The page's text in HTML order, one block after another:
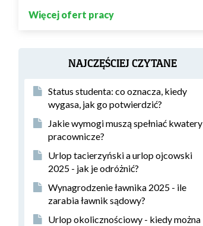
Więcej ofert pracy
NAJCZĘŚCIEJ CZYTANE
Status studenta: co oznacza, kiedy
wygasa, jak go potwierdzić?
Jakie wymogi muszą spełniać kwatery
pracownicze?
Urlop tacierzyński a urlop ojcowski
2025 - jak je odróżnić?
Wynagrodzenie ławnika 2025 - ile
zarabia ławnik sądowy?
Urlop okolicznościowy - kiedy można